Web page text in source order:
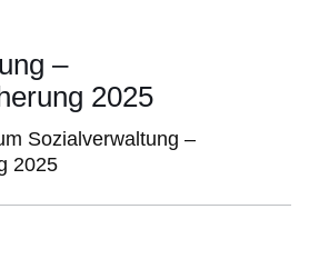
–
2025
Sozialverwaltung –
2025